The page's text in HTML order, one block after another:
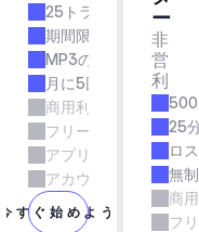
25トラック/月
期間限定
MP3の品質
月に5回のダウンロード
商用利用
フリーランスとエー
アプリとサービス
アカウントマネージャ
今すぐ始めよう
ー
非
営
利
500
25
ロ
無
商用
フ